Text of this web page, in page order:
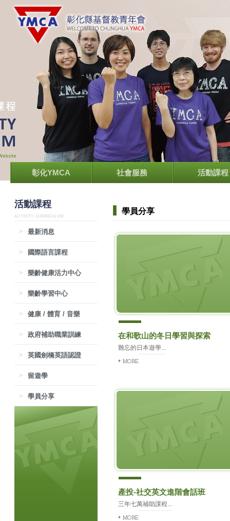
彰化YMCA 社會服務 活動課程
活動課程
ACTIVITY CURRICULUM
最新消息
國際語言課程
樂齡健康活力中心
樂齡學習中心
健康 / 體育 / 音樂
政府補助職業訓練
英國劍橋英語認證
留遊學
學員分享
學員分享
在和歌山的冬日學習與探索
難忘的日本遊學...
產投-社交英文進階會話班
三年七萬補助課程...